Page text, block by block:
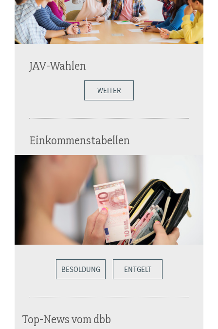
JAV-Wahlen
WEITER
Einkommenstabellen
BESOLDUNG ENTGELT
Top-News vom dbb